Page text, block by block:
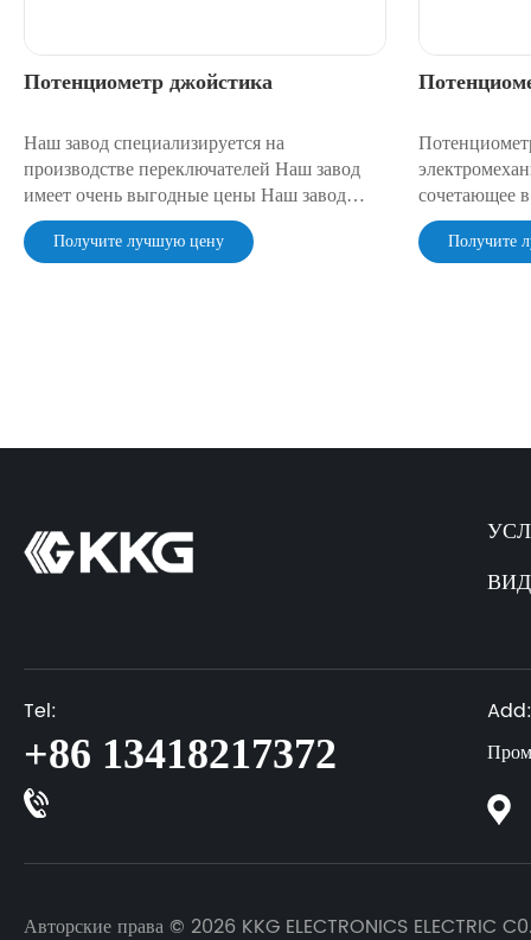
Потенциометр джойстика
Наш завод специализируется на
производстве переключателей Наш завод
имеет очень выгодные цены Наш завод
имеет очень надежное качество
Получите лучшую цену
сочетающее
управления
переменных
Получите
Tel:
+86 13418217372
Add:
Авторские права © 2026 KKG ELECTRONICS ELECTRIC